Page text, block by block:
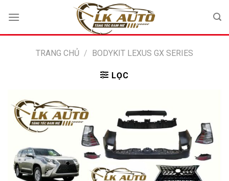
qua
TRANG CHỦ / BODYKIT LEXUS GX SERIES
LỌC